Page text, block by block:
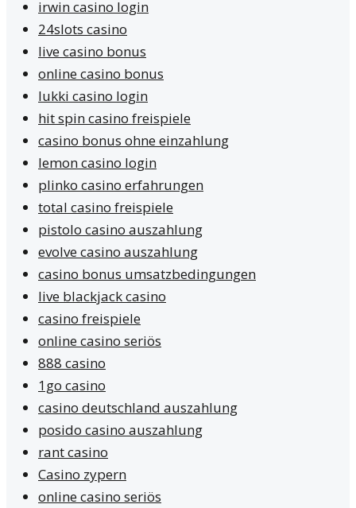
irwin casino login
24slots casino
live casino bonus
online casino bonus
lukki casino login
hit spin casino freispiele
casino bonus ohne einzahlung
lemon casino login
plinko casino erfahrungen
total casino freispiele
pistolo casino auszahlung
evolve casino auszahlung
casino bonus umsatzbedingungen
live blackjack casino
casino freispiele
online casino seriös
888 casino
1go casino
casino deutschland auszahlung
posido casino auszahlung
rant casino
Casino zypern
online casino seriös